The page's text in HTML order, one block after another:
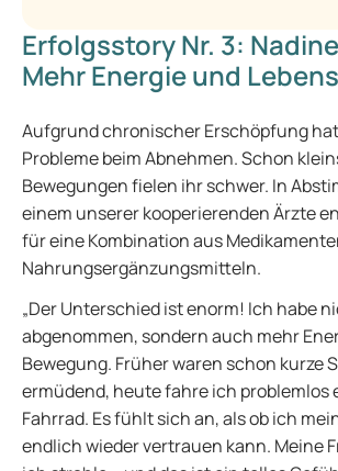
Erfolgsstory Nr. 3:
Mehr Energie und
Aufgrund chronischer Erschöpfung
Probleme beim Abnehmen. Schon
Bewegungen fielen ihr schwer. In
einem unserer kooperierenden Ärzte
für eine Kombination aus
Nahrungsergänzungsmitteln.
„Der Unterschied ist enorm! Ich habe
abgenommen, sondern auch mehr
Bewegung. Früher waren schon kurze
ermüdend, heute fahre ich problemlos
Fahrrad. Es fühlt sich an, als ob ich
endlich wieder vertrauen kann. Meine